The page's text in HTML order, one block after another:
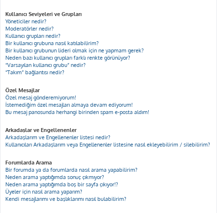
Kullanıcı Seviyeleri ve Grupları
Yöneticiler nedir?
Moderatörler nedir?
Kullanıcı grupları nedir?
Bir kullanıcı grubuna nasıl katılabilirim?
Bir kullanıcı grubunun lideri olmak için ne yapmam gerek?
Neden bazı kullanıcı grupları farklı renkte görünüyor?
“Varsayılan kullanıcı grubu” nedir?
“Takım” bağlantısı nedir?
Özel Mesajlar
Özel mesaj gönderemiyorum!
İstemediğim özel mesajları almaya devam ediyorum!
Bu mesaj panosunda herhangi birinden spam e-posta aldım!
Arkadaşlar ve Engellenenler
Arkadaşlarım ve Engellenenler listesi nedir?
Kullanıcıları Arkadaşlarım veya Engellenenler listesine nasıl ekleyebilirim / silebilirim?
Forumlarda Arama
Bir forumda ya da forumlarda nasıl arama yapabilirim?
Neden arama yaptığımda sonuç çıkmıyor?
Neden arama yaptığımda boş bir sayfa çıkıyor!?
Üyeler için nasıl arama yaparım?
Kendi mesajlarımı ve başlıklarımı nasıl bulabilirim?